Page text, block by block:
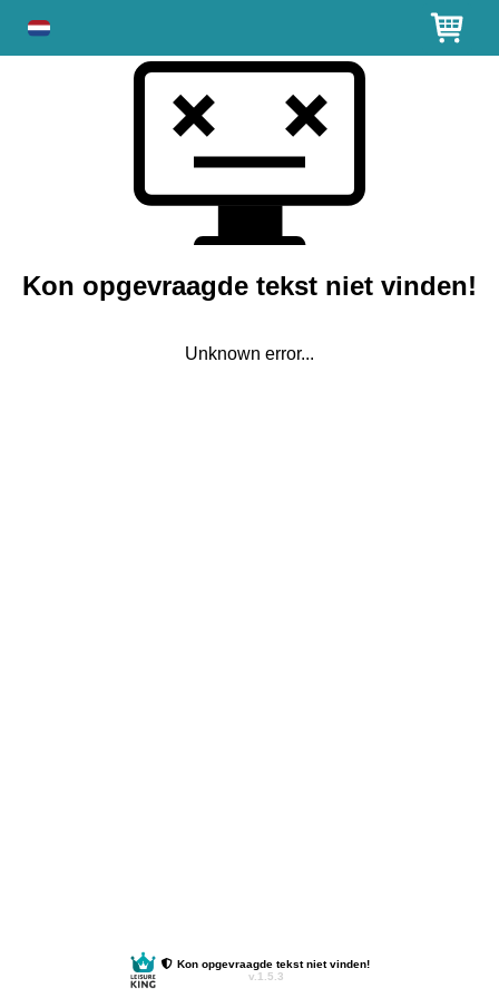
Kon opgevraagde tekst niet vinden!
Unknown error...
Kon opgevraagde tekst niet vinden!
v.1.5.3